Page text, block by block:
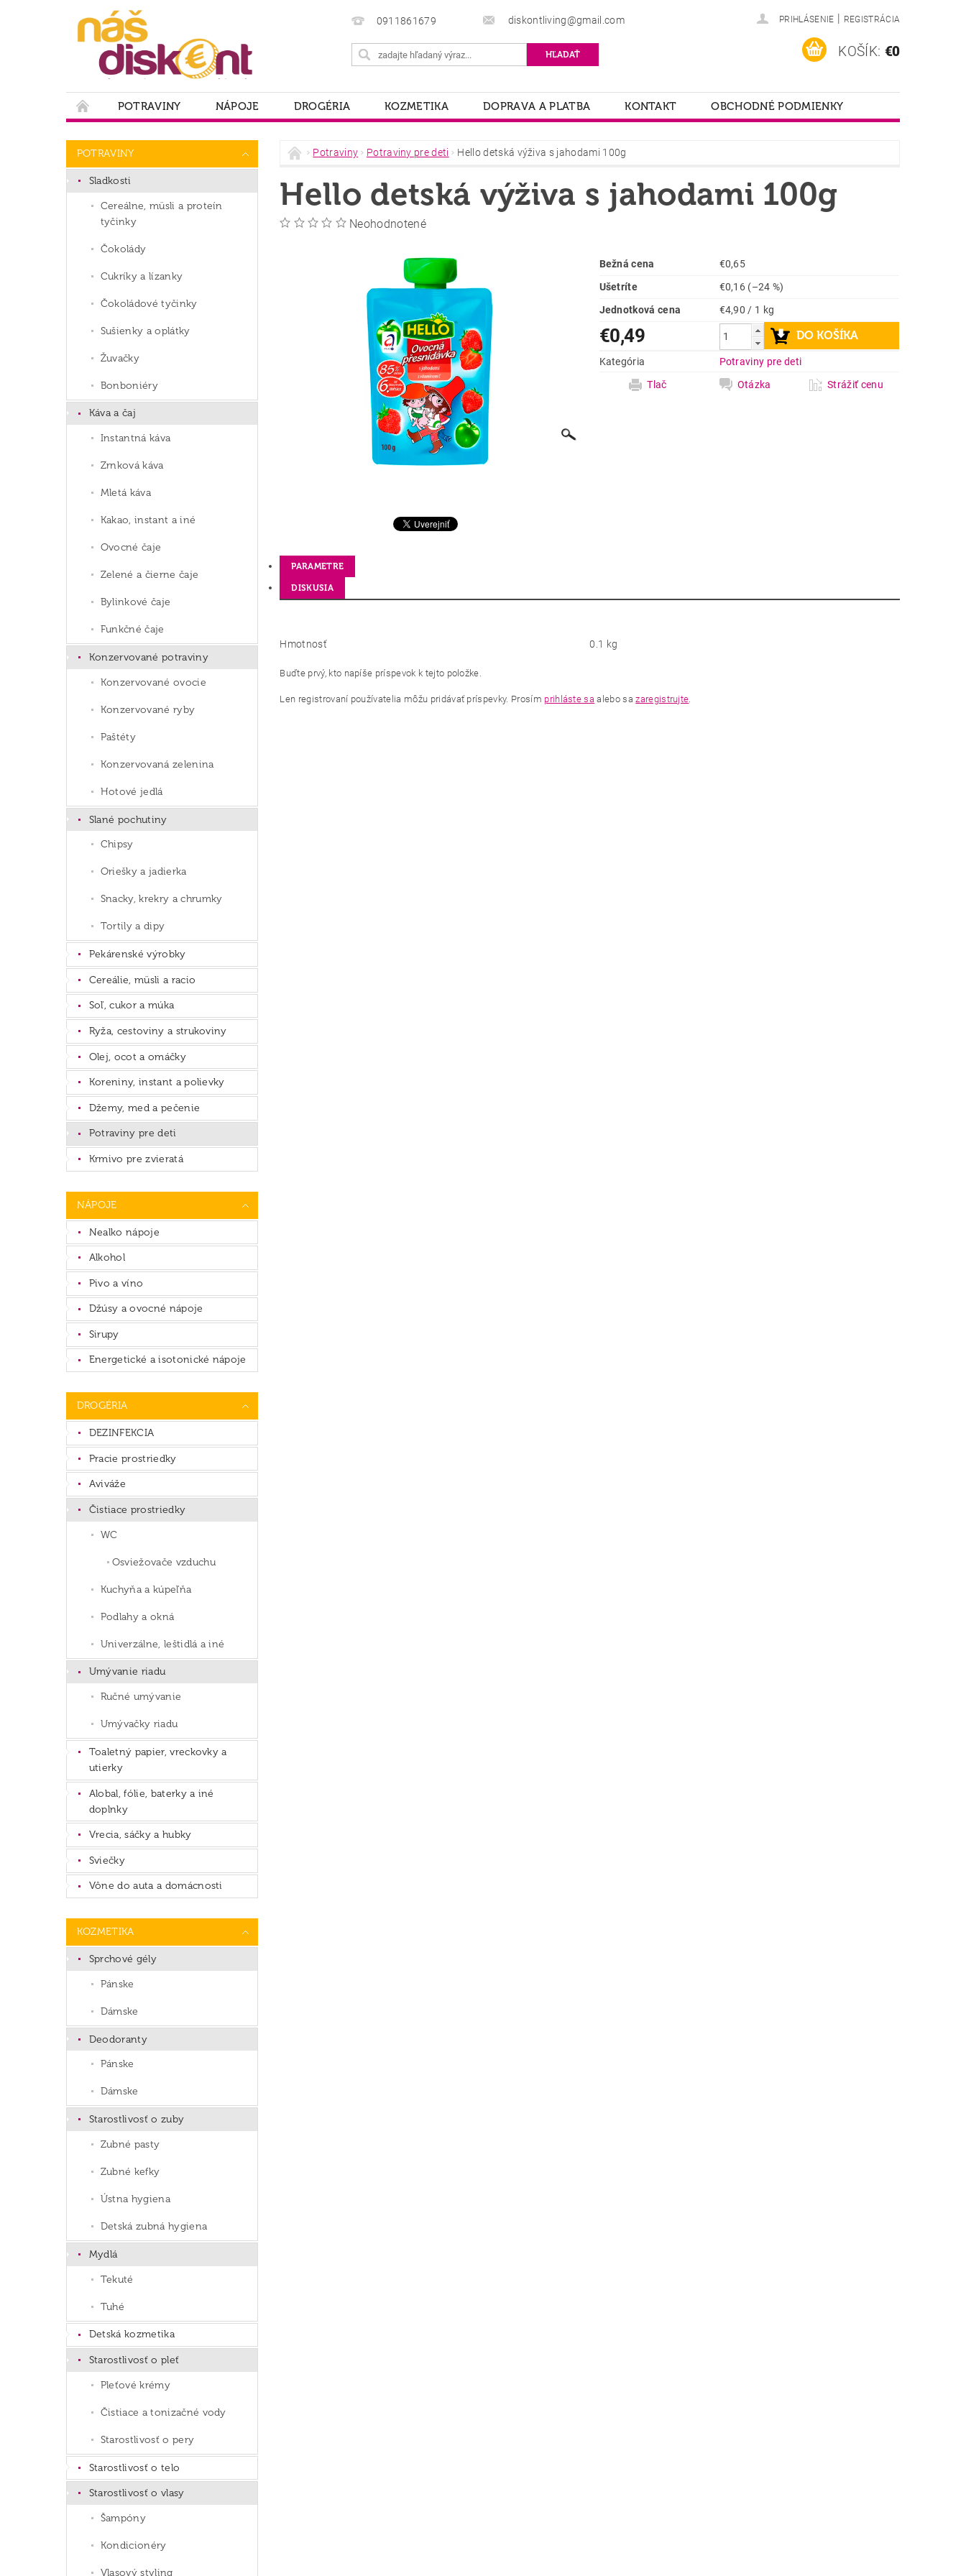
0911861679 diskontliving@gmail.com PRIHLÁSENIE | REGISTRÁCIA
KOŠÍK: €0
POTRAVINY NÁPOJE DROGÉRIA KOZMETIKA DOPRAVA A PLATBA KONTAKT
OBCHODNÉ PODMIENKY
POTRAVINY
Sladkosti
Cereálne, müsli a proteín
tyčinky
Čokolády
Cukríky a lízanky
Čokoládové tyčinky
Sušienky a oplátky
Žuvačky
Bonboniéry
Káva a čaj
Instantná káva
Zrnková káva
Mletá káva
Kakao, instant a iné
Ovocné čaje
Zelené a čierne čaje
Bylinkové čaje
Funkčné čaje
Konzervované potraviny
Konzervované ovocie
Konzervované ryby
Paštéty
Konzervovaná zelenina
Hotové jedlá
Slané pochutiny
Chipsy
Oriešky a jadierka
Snacky, krekry a chrumky
Tortily a dipy
Pekárenské výrobky
Cereálie, müsli a racio
Soľ, cukor a múka
Ryža, cestoviny a strukoviny
Olej, ocot a omáčky
Koreniny, instant a polievky
Džemy, med a pečenie
Potraviny pre deti
Krmivo pre zvieratá
NÁPOJE
Nealko nápoje
Alkohol
Pivo a víno
Džúsy a ovocné nápoje
Sirupy
Energetické a isotonické nápoje
DROGÉRIA
DEZINFEKCIA
Pracie prostriedky
Aviváže
Čistiace prostriedky
WC
Osviežovače vzduchu
Kuchyňa a kúpeľňa
Podlahy a okná
Univerzálne, leštidlá a iné
Umývanie riadu
Ručné umývanie
Umývačky riadu
Toaletný papier, vreckovky a
utierky
Alobal, fólie, baterky a iné
doplnky
Vrecia, sáčky a hubky
Sviečky
Vône do auta a domácnosti
KOZMETIKA
Sprchové gély
Pánske
Dámske
Deodoranty
Pánske
Dámske
Starostlivosť o zuby
Zubné pasty
Zubné kefky
Ústna hygiena
Detská zubná hygiena
Mydlá
Tekuté
Tuhé
Detská kozmetika
Starostlivosť o pleť
Pleťové krémy
Čistiace a tonizačné vody
Starostlivosť o pery
Starostlivosť o telo
Starostlivosť o vlasy
Šampóny
Kondicionéry
Vlasový styling
Potraviny Potraviny pre deti Hello detská výživa s jahodami 100g
Hello detská výživa s jahodami 100g
Neohodnotené
Bežná cena
€0,65
Ušetríte
€0,16 (–24 %)
Jednotková cena
€4,90 / 1 kg
€0,49
Kategória
Potraviny pre deti
Tlač
Otázka Strážiť cenu
PARAMETRE
DISKUSIA
Hmotnosť 0.1 kg
Buďte prvý, kto napíše príspevok k tejto položke.
Len registrovaní používatelia môžu pridávať príspevky. Prosím prihláste sa alebo sazaregistrujte.